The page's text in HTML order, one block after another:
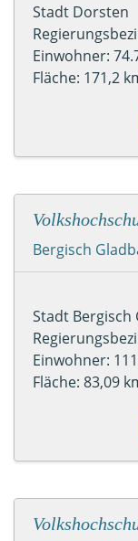
Stadt Dorsten
Einwohner:
Fläche: 171,2
Bergisch
Stadt Bergisch
Einwohner:
Fläche: 83,09